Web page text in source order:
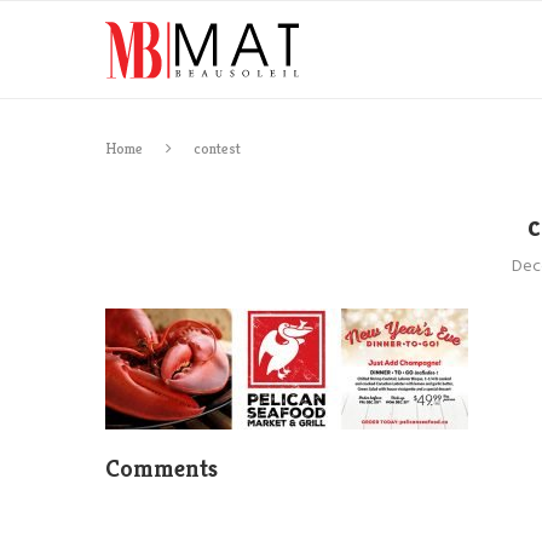
Home contest
Comments